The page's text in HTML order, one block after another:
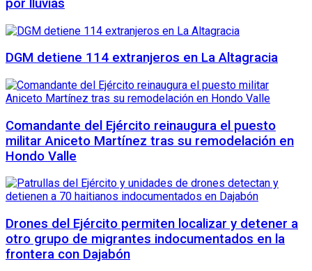
por lluvias
DGM detiene 114 extranjeros en La Altagracia
Comandante del Ejército reinaugura el puesto
militar Aniceto Martínez tras su remodelación en
Hondo Valle
Drones del Ejército permiten localizar y detener a
otro grupo de migrantes indocumentados en la
frontera con Dajabón